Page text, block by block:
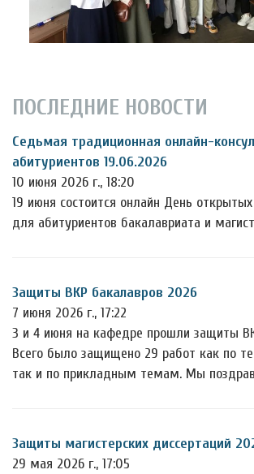
ПОСЛЕДНИЕ НОВОСТИ
Седьмая традиционная онлайн-
абитуриентов 19.06.2026
10 июня 2026 г., 18:20
19 июня состоится онлайн День
для абитуриентов бакалавриата и
Защиты ВКР бакалавров 2026
7 июня 2026 г., 17:22
3 и 4 июня на кафедре прошли защиты
Всего было защищено 29 работ как по
так и по прикладным темам. Мы
Защиты магистерских диссертаций
29 мая 2026 г., 17:05